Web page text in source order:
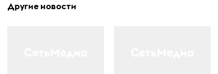
Другие новости